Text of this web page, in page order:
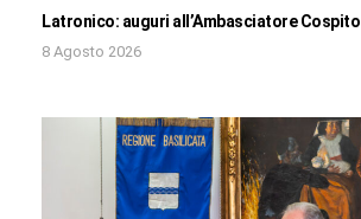
Latronico: auguri all’Ambasciatore Cospito
8 Agosto 2026